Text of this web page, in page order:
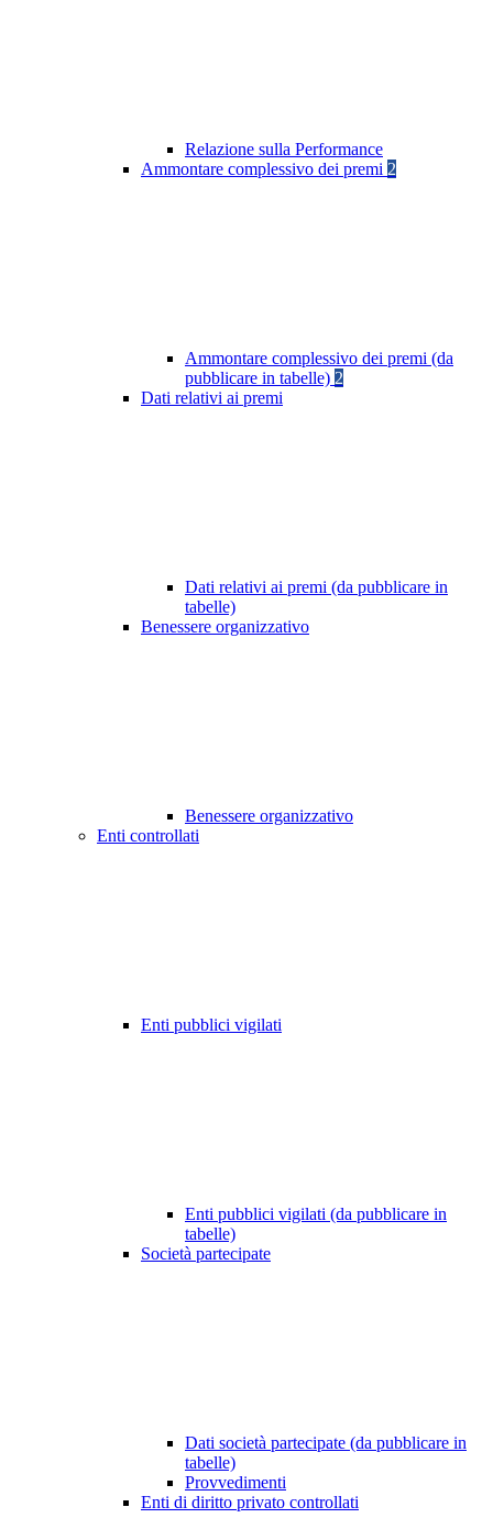
Relazione sulla Performance
Ammontare complessivo dei premi 2
Ammontare complessivo dei premi (da
pubblicare in tabelle) 2
Dati relativi ai premi
Dati relativi ai premi (da pubblicare in
tabelle)
Benessere organizzativo
Benessere organizzativo
Enti controllati
Enti pubblici vigilati
Enti pubblici vigilati (da pubblicare in
tabelle)
Società partecipate
Dati società partecipate (da pubblicare in
tabelle)
Provvedimenti
Enti di diritto privato controllati